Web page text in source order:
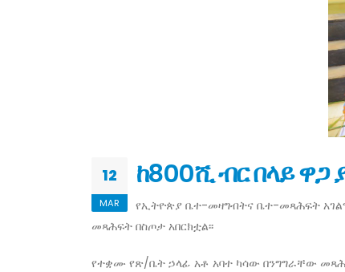
12
MAR
ከ800ሺ ብር በላይ
የኢትዮጵያ ቤተ-መዛግብትና ቤተ-መጻሕፍት
መጻሕፍት በስጦታ አበርክቷል፡፡
የተቋሙ የጽ/ቤት ኃላፊ አቶ አባተ ካሳው በንግግራቸው